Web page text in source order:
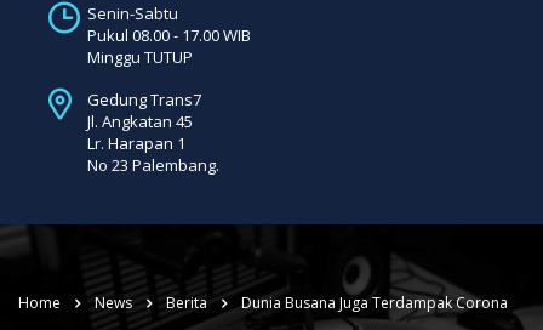
Senin-Sabtu
Pukul 08.00 - 17.00 WIB
Minggu TUTUP
Gedung Trans7
Jl. Angkatan 45
Lr. Harapan 1
No 23 Palembang.
Home News Berita Dunia Busana Juga Terdampak Corona